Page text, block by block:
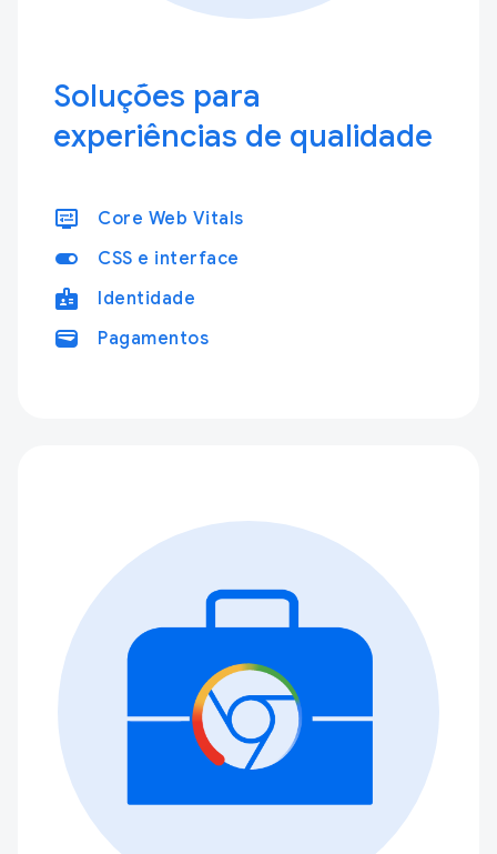
Soluções para
experiências de qualidade
display_settings Core Web Vitals
toggle_on CSS e interface
badge Identidade
wallet Pagamentos